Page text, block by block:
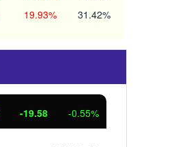
19.93% 31.42%
-19.58 -0.55%